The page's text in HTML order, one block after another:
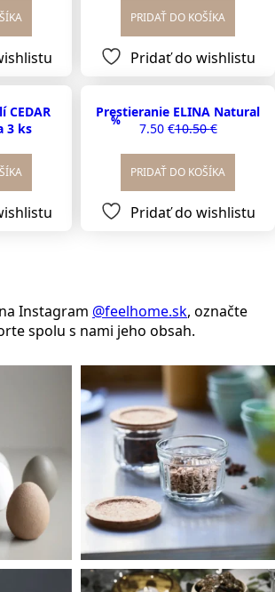
PRIDAŤ DO KOŠÍKA
Pridať do wishlistu
CEDAR
3 ks
%
Prestieranie ELINA Natural
10.50€
Original
price
was:
7.50 €Current
price
is:
PRIDAŤ DO KOŠÍKA
Pridať do wishlistu
Instagram @feelhome.sk, označte
spolu s nami jeho obsah.